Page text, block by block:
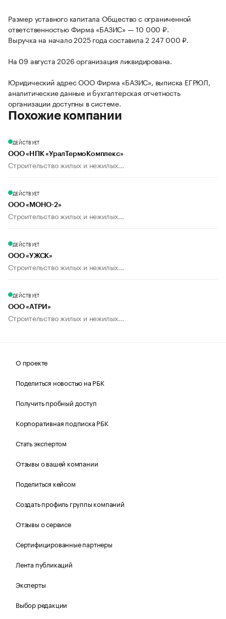
Размер уставного капитала Общество с ограниченной
ответственностью Фирма «БАЗИС» — 10 000 ₽.
Выручка на начало 2025 года составила 2 247 000 ₽.
На 09 августа 2026 организация ликвидирована.
Юридический адрес ООО Фирма «БАЗИС», выписка ЕГРЮЛ,
аналитические данные и бухгалтерская отчетность
организации доступны в системе.
Похожие компании
ДЕЙСТВУЕТ
ООО «НПК «УралТермоКомплекс»
Строительство жилых и нежилых...
ДЕЙСТВУЕТ
ООО «МОНО-2»
Строительство жилых и нежилых...
ДЕЙСТВУЕТ
ООО «УЖСК»
Строительство жилых и нежилых...
ДЕЙСТВУЕТ
ООО «АТРИ»
Строительство жилых и нежилых...
О проекте
Поделиться новостью на РБК
Получить пробный доступ
Корпоративная подписка РБК
Стать экспертом
Отзывы о вашей компании
Поделиться кейсом
Создать профиль группы компаний
Отзывы о сервисе
Сертифицированные партнеры
Лента публикаций
Эксперты
Выбор редакции